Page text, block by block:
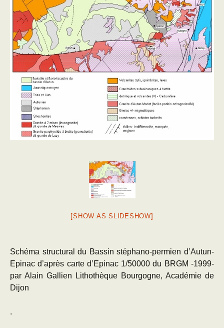
[SHOW AS SLIDESHOW]
Schéma structural du Bassin stéphano-permien d’Autun-
Epinac d’après carte d’Epinac 1/50000 du BRGM -1999-
par Alain Gallien Lithothèque Bourgogne, Académie de
Dijon
.